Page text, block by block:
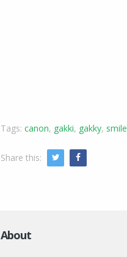
Tags: canon, gakki, gakky, smile
Share this: Twitter
About